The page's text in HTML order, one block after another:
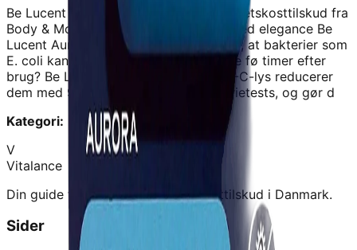
Be Lucent Aurora Steel Blue
er et kvalitetskosttilskud fra
Body & More
Beskyt din tandbørste med elegance Be
Lucent Aurora med UV-C-lys Visste du, at bakterier som
E. coli kan samle sig pø din tandbørste fø timer efter
brug? Be Lucent Auroras etui med UV-C-lys reducerer
dem med 99,9%, bekrøftet i laboratorietests, og gør d
Kategori:
Be Lucent Aurora
V
Vitalance
Din guide til at finde de bedste kosttilskud i Danmark.
Sider